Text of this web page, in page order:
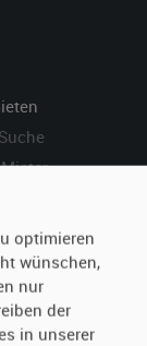
(FAQ)
optimieren
wünschen,
nur
der
in unserer